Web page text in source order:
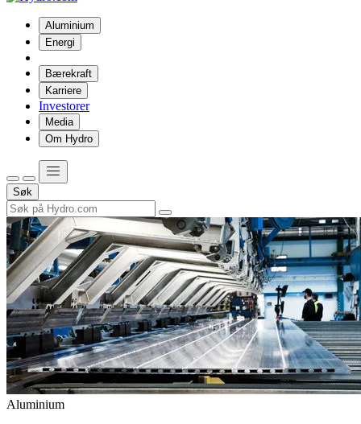
Aluminium
Energi
Bærekraft
Karriere
Investorer
Media
Om Hydro
Søk
Aluminium